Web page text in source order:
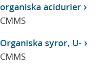
organiska acidurier
CMMS
Organiska syror, U-
CMMS